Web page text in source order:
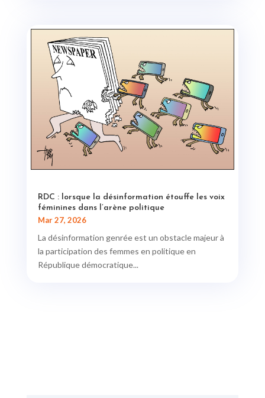
RDC : lorsque la désinformation étouffe les voix
féminines dans l’arène politique
Mar 27, 2026
La désinformation genrée est un obstacle majeur à
la participation des femmes en politique en
République démocratique...